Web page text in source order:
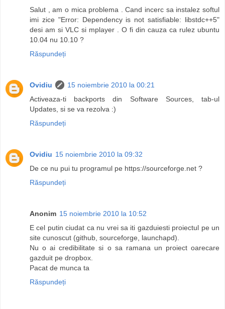
Salut , am o mica problema . Cand incerc sa instalez softul
imi zice "Error: Dependency is not satisfiable: libstdc++5"
desi am si VLC si mplayer . O fi din cauza ca rulez ubuntu
10.04 nu 10.10 ?
Răspundeți
Ovidiu
15 noiembrie 2010 la 00:21
Activeaza-ti backports din Software Sources, tab-ul
Updates, si se va rezolva :)
Răspundeți
Ovidiu 15 noiembrie 2010 la 09:32
De ce nu pui tu programul pe https://sourceforge.net ?
Răspundeți
Anonim 15 noiembrie 2010 la 10:52
E cel putin ciudat ca nu vrei sa iti gazduiesti proiectul pe un
site cunoscut (github, sourceforge, launchapd).
Nu o ai credibilitate si o sa ramana un proiect oarecare
gazduit pe dropbox.
Pacat de munca ta
Răspundeți